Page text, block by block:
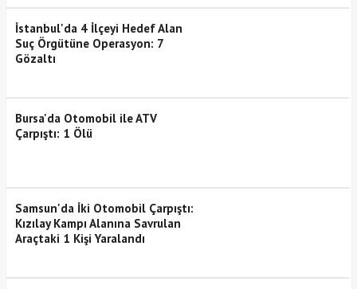
İstanbul'da 4 İlçeyi Hedef Alan
Suç Örgütüne Operasyon: 7
Gözaltı
Bursa'da Otomobil ile ATV
Çarpıştı: 1 Ölü
Samsun'da İki Otomobil Çarpıştı:
Kızılay Kampı Alanına Savrulan
Araçtaki 1 Kişi Yaralandı